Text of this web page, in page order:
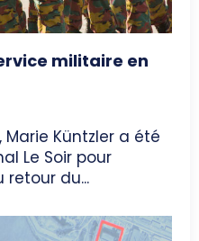
militaire en
Küntzler a été
Le Soir pour
du...